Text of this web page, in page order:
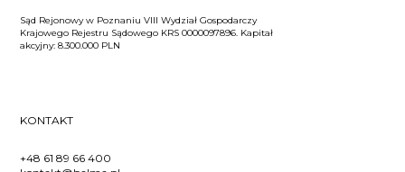
Sąd Rejonowy w Poznaniu VIII Wydział Gospodarczy
Krajowego Rejestru Sądowego KRS 0000097896. Kapitał
akcyjny: 8.300.000 PLN
KONTAKT
+48 61 89 66 400